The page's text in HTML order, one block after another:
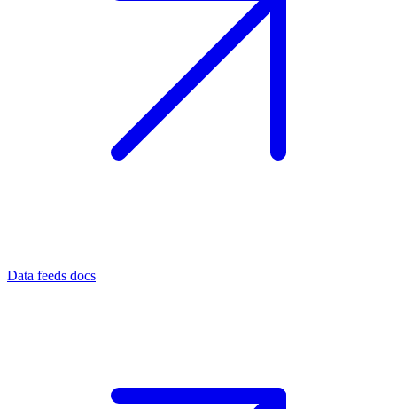
Data feeds docs